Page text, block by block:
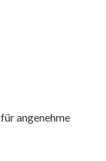
angenehme